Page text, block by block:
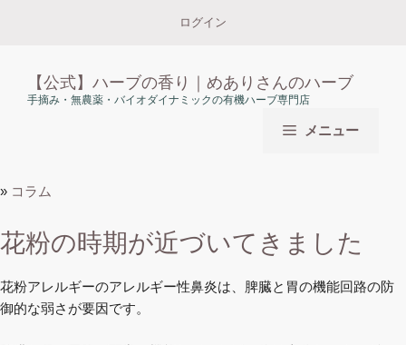
ログイン
【公式】ハーブの香り｜めありさんのハーブ
手摘み・無農薬・バイオダイナミックの有機ハーブ専門店
メニュー
» コラム
花粉の時期が近づいてきました
花粉アレルギーのアレルギー性鼻炎は、脾臓と胃の機能回路の防
御的な弱さが要因です。